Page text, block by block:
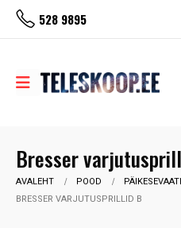
528 9895
Bresser
AVALEHT POOD
BRESSER VARJUTUSPRILLID B